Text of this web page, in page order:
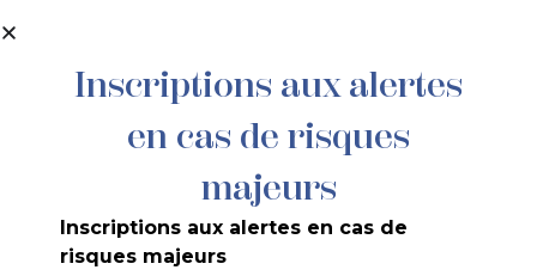
principal
201/26 – ARRÊTÉ PORTANT
RESTRICTION DE CIRCULATION ET
STATIONNEMENT ABORDS DU
MONUMENT AUX MORTS – PLACE
Inscriptions aux alertes
en cas de risques
majeurs
Inscriptions aux alertes en cas de
risques majeurs